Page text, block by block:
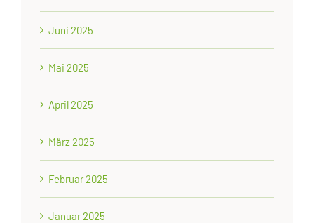
Juni 2025
Mai 2025
April 2025
März 2025
Februar 2025
Januar 2025